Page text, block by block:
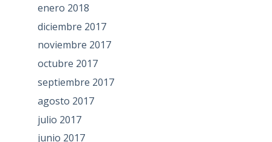
enero 2018
diciembre 2017
noviembre 2017
octubre 2017
septiembre 2017
agosto 2017
julio 2017
junio 2017